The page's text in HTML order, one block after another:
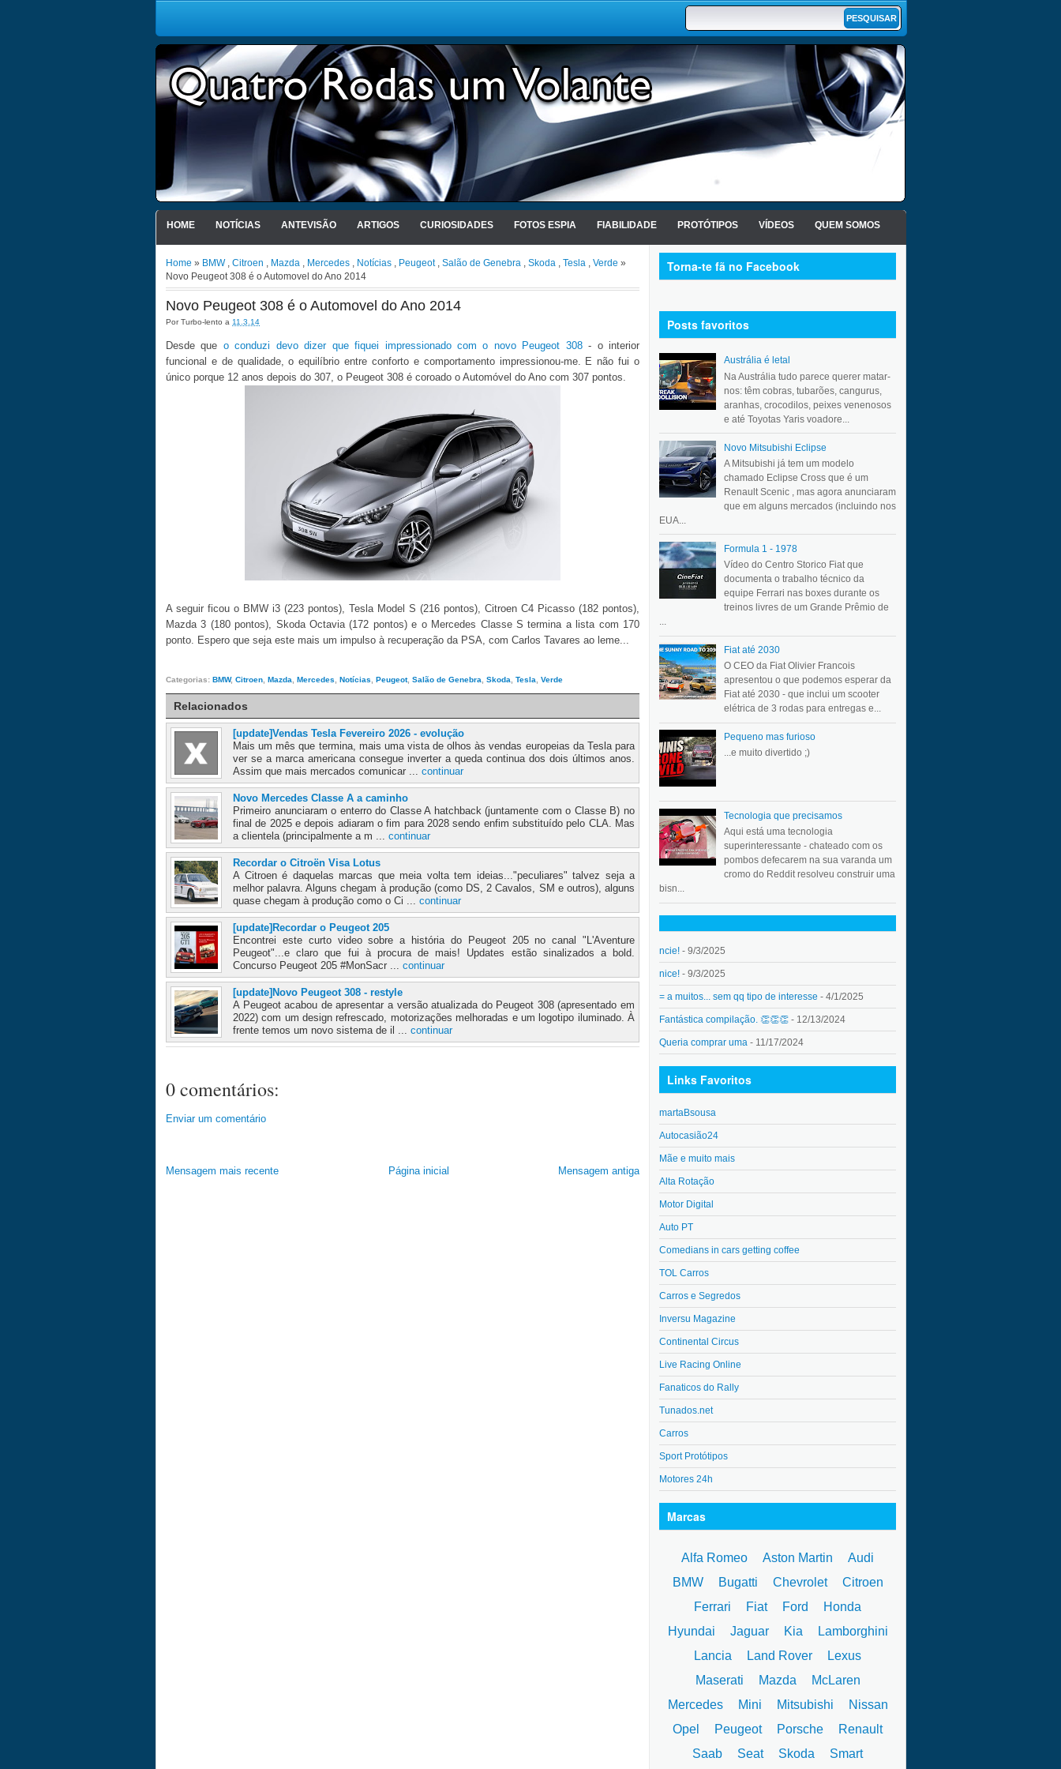
HOME NOTÍCIAS ANTEVISÃO ARTIGOS CURIOSIDADES FOTOS ESPIA FIABILIDADE PROTÓTIPOS VÍDEOS QUEM SOMOS
Home » BMW, Citroen , Mazda , Mercedes , Notícias , Peugeot, Salão de Genebra , Skoda , Tesla , Verde »
Novo Peugeot 308 é o Automovel do Ano 2014
Novo Peugeot 308 é o Automovel do Ano 2014
PorTurbo-lento a 11.3.14
Desde que o conduzi devo dizer que fiquei impressionado com o novo Peugeot 308- o interior
funcional e de qualidade, o equilíbrio entre conforto e comportamento impressionou-me. E não fui o
único porque 12 anos depois do 307, o Peugeot 308 é coroado o Automóvel do Ano com 307 pontos.
A seguir ficou o BMW i3 (223 pontos), Tesla Model S (216 pontos), Citroen C4 Picasso (182 pontos),
Mazda 3 (180 pontos), Skoda Octavia (172 pontos) e o Mercedes Classe S termina a lista com 170
ponto. Espero que seja este mais um impulso à recuperação da PSA, com Carlos Tavares ao leme...
Categorias: BMW, Citroen Mazda Mercedes Notícias Peugeot, Salão de Genebra Skoda Tesla Verde
Relacionados
[update]Vendas Tesla Fevereiro 2026 - evolução
Mais um mês que termina, mais uma vista de olhos às vendas europeias da Tesla para
ver se a marca americana consegue inverter a queda continua dos dois últimos anos.
Assim que mais mercados comunicar ... continuar
Novo Mercedes Classe A a caminho
Primeiro anunciaram o enterro do Classe A hatchback (juntamente com o Classe B) no
final de 2025 e depois adiaram o fim para 2028 sendo enfim substituído pelo CLA. Mas
a clientela (principalmente a m ... continuar
Recordar o Citroën Visa Lotus
A Citroen é daquelas marcas que meia volta tem ideias..."peculiares" talvez seja a
melhor palavra. Alguns chegam à produção (como DS, 2 Cavalos, SM e outros), alguns
quase chegam à produção como o Ci ... continuar
[update]Recordar o Peugeot 205
Encontrei este curto video sobre a história do Peugeot 205 no canal "L'Aventure
Peugeot"...e claro que fui à procura de mais! Updates estão sinalizados a bold.
Concurso Peugeot 205 #MonSacr ... continuar
[update]Novo Peugeot 308 - restyle
A Peugeot acabou de apresentar a versão atualizada do Peugeot 308 (apresentado em
2022) com um design refrescado, motorizações melhoradas e um logotipo iluminado. À
frente temos um novo sistema de il ... continuar
0 comentários:
Enviar um comentário
Mensagem mais recente Mensagem antiga
Página inicial
Torna-te fã no Facebook
Posts favoritos
Austrália é letal
Na Austrália tudo parece querer matar-
nos: têm cobras, tubarões, cangurus,
aranhas, crocodilos, peixes venenosos
e até Toyotas Yaris voadore...
Novo Mitsubishi Eclipse
A Mitsubishi já tem um modelo
chamado Eclipse Cross que é um
Renault Scenic , mas agora anunciaram
que em alguns mercados (incluindo nos
EUA...
Formula 1 - 1978
Vídeo do Centro Storico Fiat que
documenta o trabalho técnico da
equipe Ferrari nas boxes durante os
treinos livres de um Grande Prêmio de
...
Fiat até 2030
O CEO da Fiat Olivier Francois
apresentou o que podemos esperar da
Fiat até 2030 - que inclui um scooter
elétrica de 3 rodas para entregas e...
Pequeno mas furioso
...e muito divertido ;)
Tecnologia que precisamos
Aqui está uma tecnologia
superinteressante - chateado com os
pombos defecarem na sua varanda um
cromo do Reddit resolveu construir uma
bisn...
ncie! - 9/3/2025
nice! - 9/3/2025
= a muitos... sem qq tipo de interesse - 4/1/2025
Fantástica compilação. 👏👏👏 - 12/13/2024
Queria comprar uma - 11/17/2024
Links Favoritos
martaBsousa
Autocasião24
Mãe e muito mais
Alta Rotação
Motor Digital
Auto PT
Comedians in cars getting coffee
TOL Carros
Carros e Segredos
Inversu Magazine
Continental Circus
Live Racing Online
Fanaticos do Rally
Tunados.net
Carros
Sport Protótipos
Motores 24h
Marcas
Alfa Romeo Aston Martin
Audi
BMW
Bugatti Chevrolet
Citroen
Ferrari
Fiat Ford
Honda
Hyundai
Jaguar Kia
Lamborghini
Lancia
Land Rover
Lexus
Maserati
Mazda
McLaren
Mercedes
Mini Mitsubishi
Nissan
Opel
Peugeot Porsche
Renault
Saab
Seat Skoda Smart